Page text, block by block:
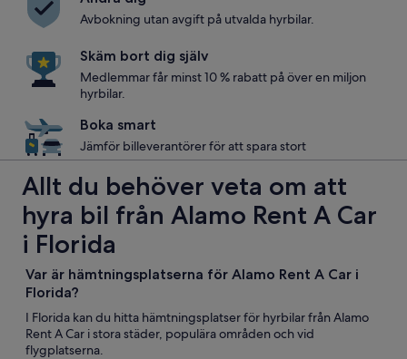
Avbokning utan avgift på utvalda hyrbilar.
Skäm bort dig själv
Medlemmar får minst 10 % rabatt på över en miljon
hyrbilar.
Boka smart
Jämför billeverantörer för att spara stort
Allt du behöver veta om att
hyra bil från Alamo Rent A Car
i Florida
Var är hämtningsplatserna för Alamo Rent A Car i
Florida?
I Florida kan du hitta hämtningsplatser för hyrbilar från Alamo
Rent A Car i stora städer, populära områden och vid
flygplatserna.